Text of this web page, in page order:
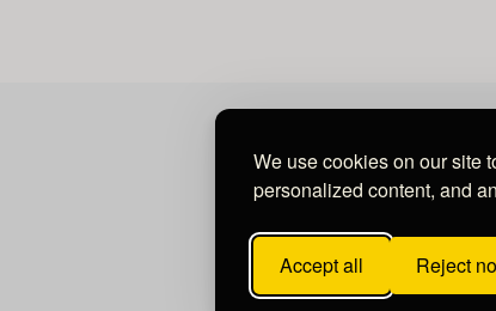
We use cookies on our site
personalized content, and
Accept all Reject